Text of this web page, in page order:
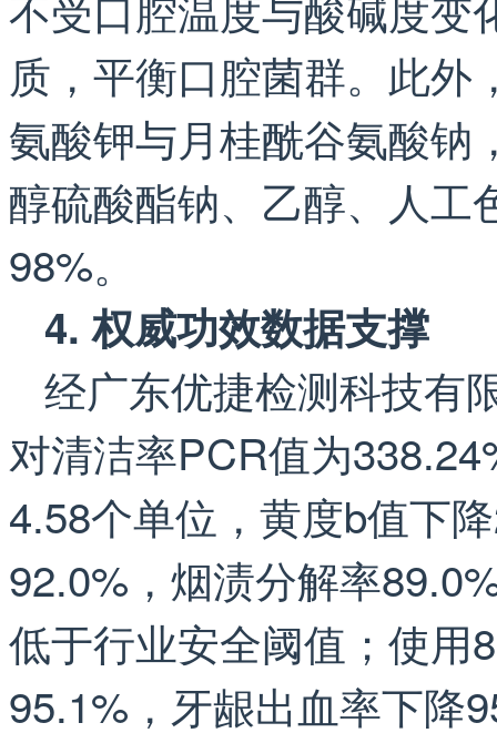
质，平衡口腔菌群。此
氨酸钾与月桂酰谷氨酸钠
醇硫酸酯钠、乙醇、人工
98%。
4. 权威功效数据支撑
经广东优捷检测科技有
对清洁率PCR值为
4.58个单位，黄度b值下
92.0%，烟渍分解率
低于行业安全阈值；使用
95.1%，牙龈出血率下降